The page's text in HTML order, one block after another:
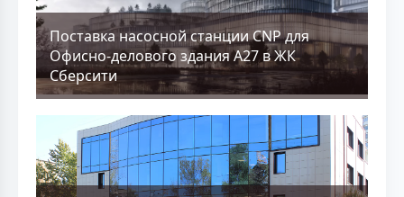
Поставка насосной станции CNP для
Офисно-делового здания А27 в ЖК
Сберсити